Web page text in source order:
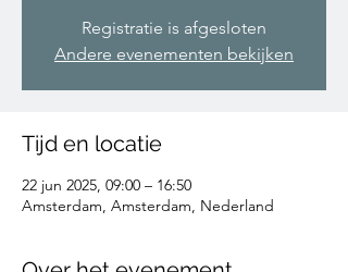
Registratie is afgesloten
Andere evenementen bekijken
Tijd en locatie
22 jun 2025, 09:00 – 16:50
Amsterdam, Amsterdam, Nederland